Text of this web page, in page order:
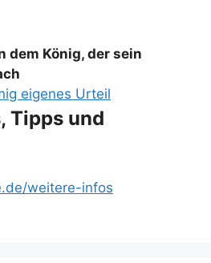
dem König, der sein
eigenes Urteil
Tipps und
weitere-infos